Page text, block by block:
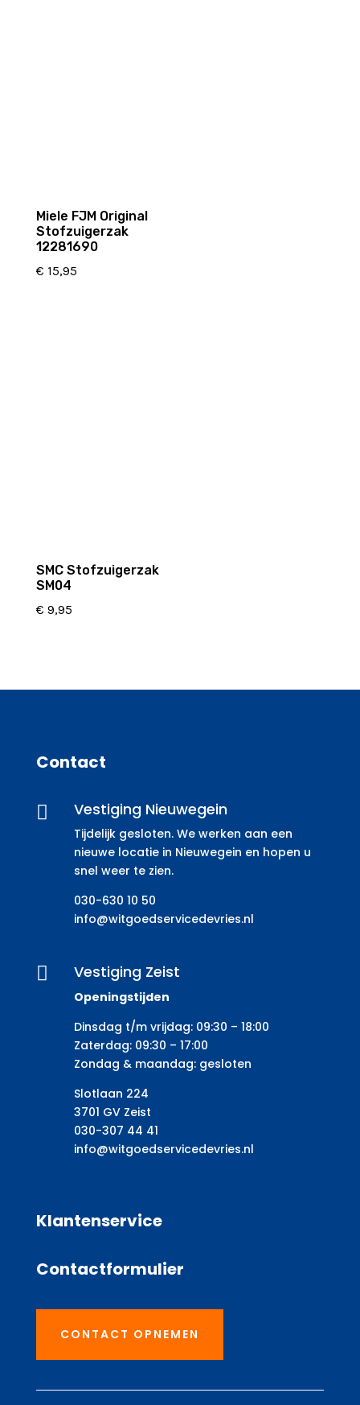
Miele FJM Original
Stofzuigerzak
12281690
€ 15,95
SMC Stofzuigerzak
SM04
€ 9,95
Contact
 Vestiging Nieuwegein
Tijdelijk gesloten. We werken aan een
nieuwe locatie in Nieuwegein en hopen u
snel weer te zien.
030-630 10 50
info@witgoedservicedevries.nl
 Vestiging Zeist
Openingstijden
Dinsdag t/m vrijdag: 09:30 – 18:00
Zaterdag: 09:30 – 17:00
Zondag & maandag: gesloten
Slotlaan 224
3701 GV Zeist
030-307 44 41
info@witgoedservicedevries.nl
Klantenservice
Contactformulier
CONTACT OPNEMEN